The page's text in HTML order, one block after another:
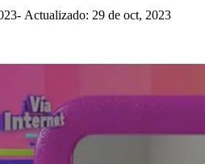
Actualizado: 29 de oct, 2023